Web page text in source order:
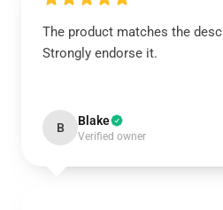
The product matches the
Strongly endorse it.
B Blake
Verified owner